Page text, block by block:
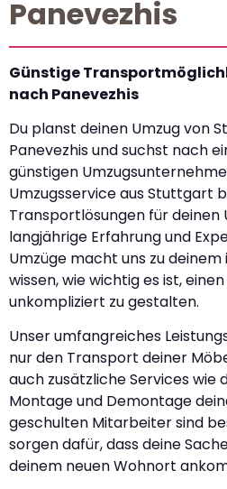
Panevezhis
Günstige
nach Panevezhis
Du planst deinen Umzug von
Panevezhis und suchst nach
günstigen
Umzugsservice aus Stuttgart
Transportlösungen für deinen
langjährige Erfahrung und
Umzüge macht uns zu
wissen, wie wichtig es ist,
unkompliziert zu gestalten.
Unser umfangreiches
nur den Transport deiner
auch zusätzliche Services
Montage und Demontage
geschulten Mitarbeiter sind
sorgen dafür, dass deine
deinem neuen Wohnort